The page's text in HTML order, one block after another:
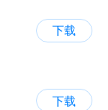
下载
下载